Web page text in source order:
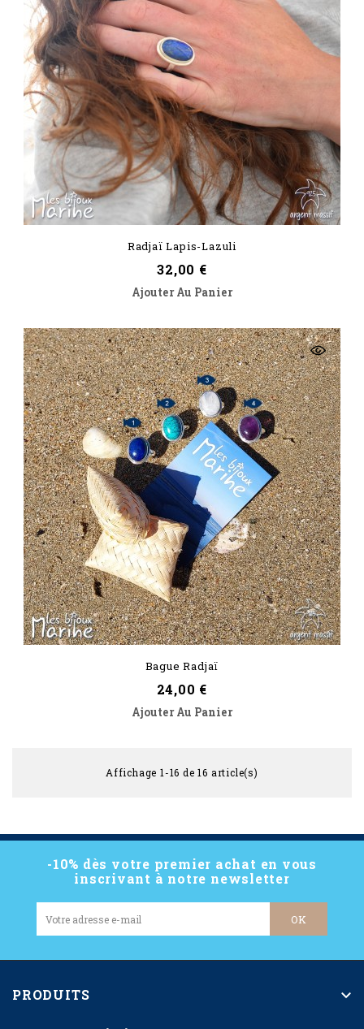
Radjaï Lapis-Lazuli
Prix
32,00 €
Ajouter Au Panier
Bague Radjaï
Prix
24,00 €
Ajouter Au Panier
Affichage 1-16 de 16 article(s)
-10% dès votre premier achat en vous
inscrivant à notre newsletter
PRODUITS 